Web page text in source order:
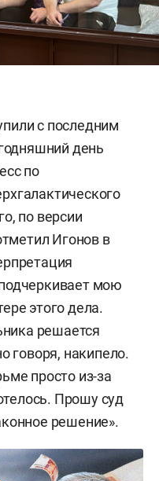
с последним
день
по
по версии
Игонов в
мою
этого дела.
решается
говоря, накипело.
просто из-за
Прошу суд
решение».